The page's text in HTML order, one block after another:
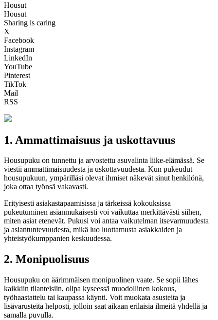
Housut
Housut
Sharing is caring
X
Facebook
Instagram
LinkedIn
YouTube
Pinterest
TikTok
Mail
RSS
1. Ammattimaisuus ja uskottavuus
Housupuku on tunnettu ja arvostettu asuvalinta liike-elämässä. Se
viestii ammattimaisuudesta ja uskottavuudesta. Kun pukeudut
housupukuun, ympärilläsi olevat ihmiset näkevät sinut henkilönä,
joka ottaa työnsä vakavasti.
Erityisesti asiakastapaamisissa ja tärkeissä kokouksissa
pukeutuminen asianmukaisesti voi vaikuttaa merkittävästi siihen,
miten asiat etenevät. Pukusi voi antaa vaikutelman itsevarmuudesta
ja asiantuntevuudesta, mikä luo luottamusta asiakkaiden ja
yhteistyökumppanien keskuudessa.
2. Monipuolisuus
Housupuku on äärimmäisen monipuolinen vaate. Se sopii lähes
kaikkiin tilanteisiin, olipa kyseessä muodollinen kokous,
työhaastattelu tai kaupassa käynti. Voit muokata asusteita ja
lisävarusteita helposti, jolloin saat aikaan erilaisia ilmeitä yhdellä ja
samalla puvulla.